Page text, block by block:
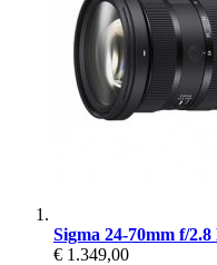
Sigma 24-70mm f/
€ 1.349,00